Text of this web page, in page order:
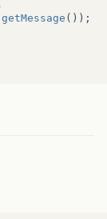
getMessage ());